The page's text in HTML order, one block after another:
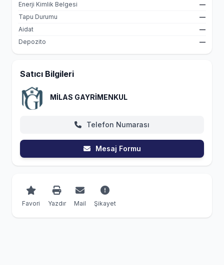
Enerji Kimlik Belgesi
—
Tapu Durumu
—
Aidat
—
Depozito
—
Satıcı Bilgileri
MİLAS GAYRİMENKUL
Telefon Numarası
Mesaj Formu
Favori Yazdır Mail Şikayet